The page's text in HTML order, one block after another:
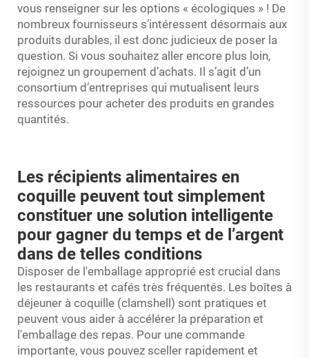
vous renseigner sur les options « écologiques » ! De
nombreux fournisseurs s’intéressent désormais aux
produits durables, il est donc judicieux de poser la
question. Si vous souhaitez aller encore plus loin,
rejoignez un groupement d’achats. Il s’agit d’un
consortium d’entreprises qui mutualisent leurs
ressources pour acheter des produits en grandes
quantités.
Les récipients alimentaires en
coquille peuvent tout simplement
constituer une solution intelligente
pour gagner du temps et de l’argent
dans de telles conditions
Disposer de l'emballage approprié est crucial dans
les restaurants et cafés très fréquentés. Les boîtes à
déjeuner à coquille (clamshell) sont pratiques et
peuvent vous aider à accélérer la préparation et
l'emballage des repas. Pour une commande
importante, vous pouvez sceller rapidement et